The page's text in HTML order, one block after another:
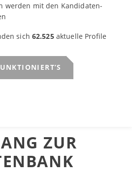
werden mit den Kandidaten­
sich 62.525aktuelle Profile
ZUR